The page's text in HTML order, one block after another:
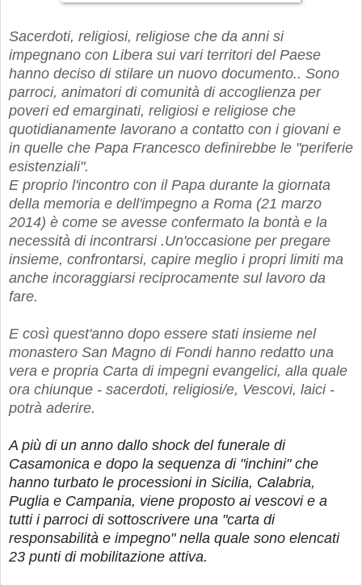
Sacerdoti, religiosi, religiose che da anni si
impegnano con Libera sui vari territori del Paese
hanno deciso di stilare un nuovo documento.. Sono
parroci, animatori di comunità di accoglienza per
poveri ed emarginati, religiosi e religiose che
quotidianamente lavorano a contatto con i giovani e
in quelle che Papa Francesco definirebbe le "periferie
esistenziali".
E proprio l'incontro con il Papa durante la giornata
della memoria e dell'impegno a Roma (21 marzo
2014) è come se avesse confermato la bontà e la
necessità di incontrarsi .Un'occasione per pregare
insieme, confrontarsi, capire meglio i propri limiti ma
anche incoraggiarsi reciprocamente sul lavoro da
fare.
E così quest'anno dopo essere stati insieme nel
monastero San Magno di Fondi hanno redatto una
vera e propria Carta di impegni evangelici, alla quale
ora chiunque - sacerdoti, religiosi/e, Vescovi, laici -
potrà aderire.
A più di un anno dallo shock del funerale di
Casamonica e dopo la sequenza di "inchini" che
hanno turbato le processioni in Sicilia, Calabria,
Puglia e Campania, viene proposto ai vescovi e a
tutti i parroci di sottoscrivere una "carta di
responsabilità e impegno" nella quale sono elencati
23 punti di mobilitazione attiva.